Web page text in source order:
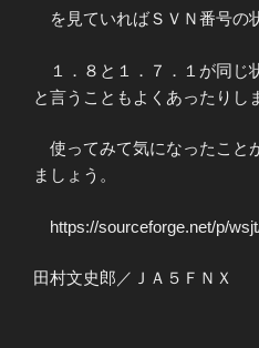
を見ていればＳＶＮ番号の
１．８と１．７．１が同じ
と言うこともよくあったりし
使ってみて気になったこと
ましょう。
https://sourceforge.net/p/
田村文史郎／ＪＡ５ＦＮＸ